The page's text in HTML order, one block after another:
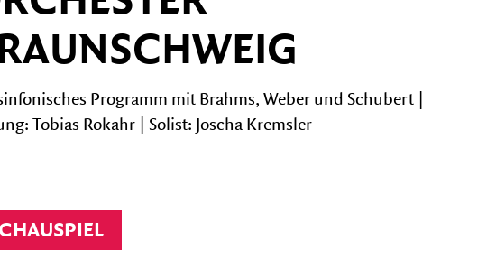
Programm mit Brahms, Weber und Schubert |
Tobias Rokahr | Solist: Joscha Kremsler